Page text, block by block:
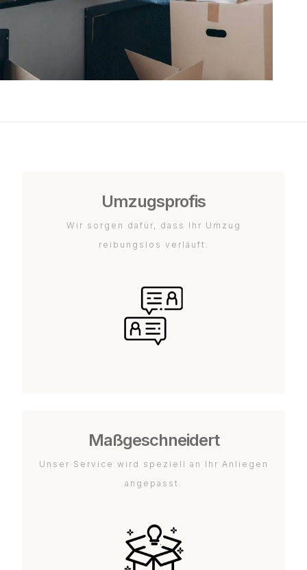
Umzugsprofis
Wir sorgen dafür, dass Ihr Umzug
reibungslos verläuft.
Maßgeschneidert
Unser Service wird speziell an Ihr Anliegen
angepasst.